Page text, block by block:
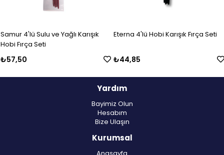
Samur 4'lü Sulu ve Yağlı Karışık
Hobi Fırça Seti
₺57,50
Eterna 4'lü Hobi Karışık Fırça Seti
₺44,85
Yardım
Bayimiz Olun
Hesabım
Bize Ulaşın
Kurumsal
Anasayfa